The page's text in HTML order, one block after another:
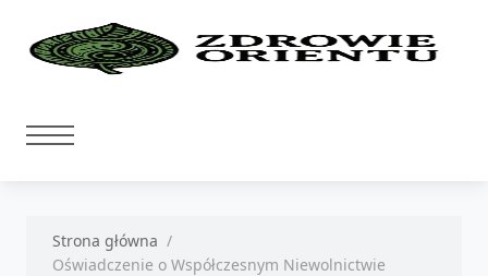
Strona główna
Oświadczenie o Współczesnym Niewolnictwie